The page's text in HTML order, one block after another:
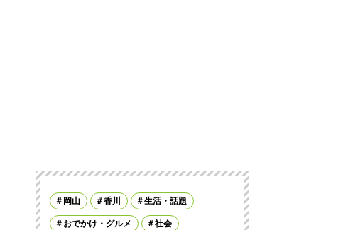
岡山 香川 生活・話題
おでかけ・グルメ 社会